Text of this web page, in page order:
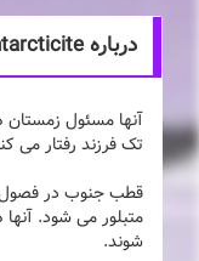
درباره Antarcticite
آنها مسئول زمستان
تک فرزند رفتار می
قطب جنوب در فصول
متبلور می شود.
شوند.